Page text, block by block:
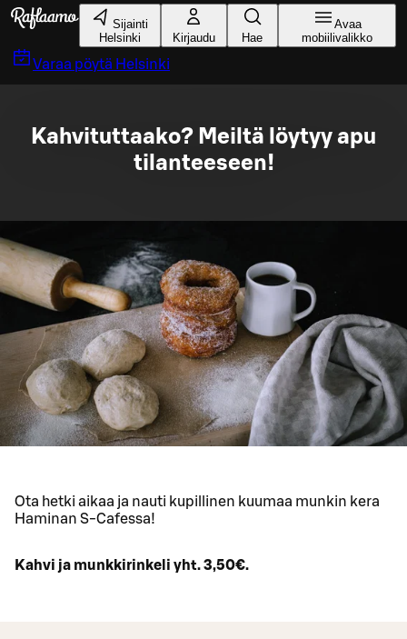
Siirry pääsisältöön
Sijainti
Helsinki
Kirjaudu Hae
Avaa
mobiilivalikko
Varaa pöytä Helsinki
Kahvituttaako? Meiltä löytyy apu
tilanteeseen!
Ota hetki aikaa ja nauti kupillinen kuumaa munkin kera
Haminan S-Cafessa!
Kahvi ja munkkirinkeli yht. 3,50€.